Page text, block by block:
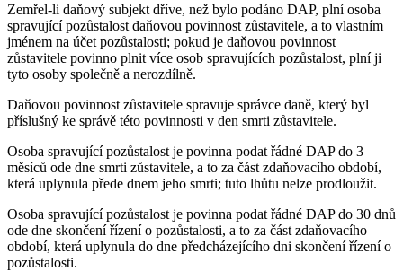
Zemřel-li daňový subjekt dříve, než bylo podáno DAP, plní osoba
spravující pozůstalost daňovou povinnost zůstavitele, a to vlastním
jménem na účet pozůstalosti; pokud je daňovou povinnost
zůstavitele povinno plnit více osob spravujících pozůstalost, plní ji
tyto osoby společně a nerozdílně.
Daňovou povinnost zůstavitele spravuje správce daně, který byl
příslušný ke správě této povinnosti v den smrti zůstavitele.
Osoba spravující pozůstalost je povinna podat řádné DAP do 3
měsíců ode dne smrti zůstavitele, a to za část zdaňovacího období,
která uplynula přede dnem jeho smrti; tuto lhůtu nelze prodloužit.
Osoba spravující pozůstalost je povinna podat řádné DAP do 30 dnů
ode dne skončení řízení o pozůstalosti, a to za část zdaňovacího
období, která uplynula do dne předcházejícího dni skončení řízení o
pozůstalosti.